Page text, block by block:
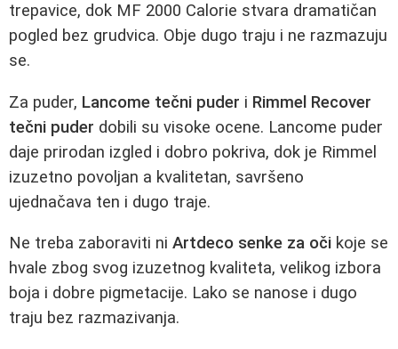
trepavice, dok MF 2000 Calorie stvara dramatičan
pogled bez grudvica. Obje dugo traju i ne razmazuju
se.
Za puder, Lancome tečni puder i Rimmel Recover
tečni puder dobili su visoke ocene. Lancome puder
daje prirodan izgled i dobro pokriva, dok je Rimmel
izuzetno povoljan a kvalitetan, savršeno
ujednačava ten i dugo traje.
Ne treba zaboraviti ni Artdeco senke za oči koje se
hvale zbog svog izuzetnog kvaliteta, velikog izbora
boja i dobre pigmetacije. Lako se nanose i dugo
traju bez razmazivanja.